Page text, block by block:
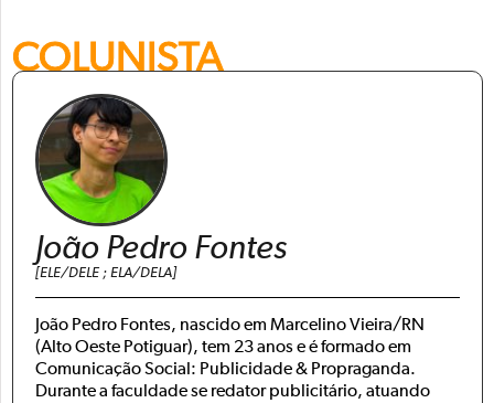
COLUNISTA
João Pedro Fontes
[ELE/DELE ; ELA/DELA]
João Pedro Fontes, nascido em Marcelino Vieira/RN
(Alto Oeste Potiguar), tem 23 anos e é formado em
Comunicação Social: Publicidade & Propraganda.
Durante a faculdade se redator publicitário, atuando